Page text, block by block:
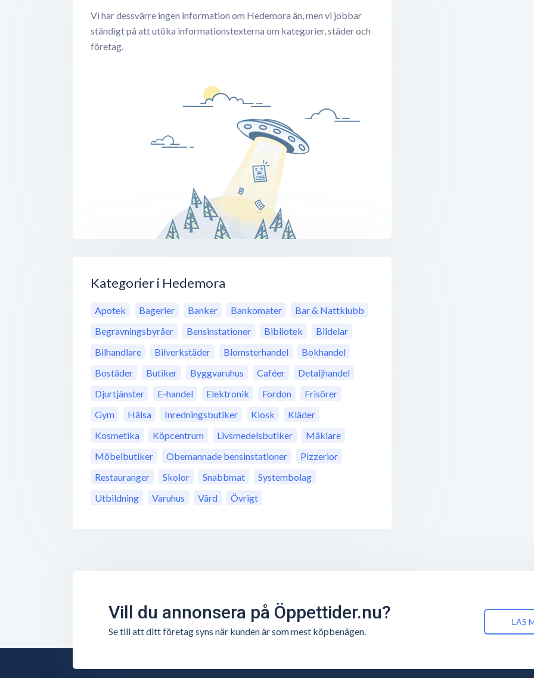
Vi har dessvärre ingen information om Hedemora än, men vi jobbar
ständigt på att utöka informationstexterna om kategorier, städer och
företag.
Kategorier i Hedemora
Apotek Bagerier Banker Bankomater
Bar & Nattklubb
Begravningsbyråer
Bensinstationer Bibliotek
Bildelar
Bilhandlare
Bilverkstäder Blomsterhandel
Bokhandel
Bostäder
Butiker Byggvaruhus Caféer
Detaljhandel
Djurtjänster
E-handel Elektronik Fordon
Frisörer
Gym
Hälsa Inredningsbutiker Kiosk
Kläder
Kosmetika
Köpcentrum Livsmedelsbutiker
Mäklare
Möbelbutiker
Obemannade bensinstationer
Pizzerior
Restauranger
Skolor Snabbmat
Systembolag
Utbildning
Varuhus Vård Övrigt
Vill du annonsera på Öppettider.nu?
Se till att ditt företag syns när kunden är som mest köpbenägen.
LÄS